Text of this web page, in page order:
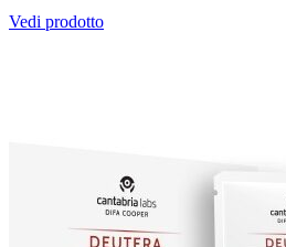
Vedi prodotto